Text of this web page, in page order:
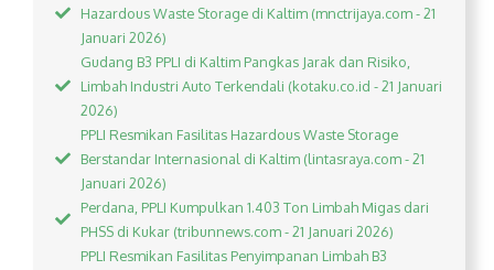
Hazardous Waste Storage di Kaltim (mnctrijaya.com - 21
Januari 2026)
Gudang B3 PPLI di Kaltim Pangkas Jarak dan Risiko,
Limbah Industri Auto Terkendali (kotaku.co.id - 21 Januari
2026)
PPLI Resmikan Fasilitas Hazardous Waste Storage
Berstandar Internasional di Kaltim (lintasraya.com - 21
Januari 2026)
Perdana, PPLI Kumpulkan 1.403 Ton Limbah Migas dari
PHSS di Kukar (tribunnews.com - 21 Januari 2026)
PPLI Resmikan Fasilitas Penyimpanan Limbah B3